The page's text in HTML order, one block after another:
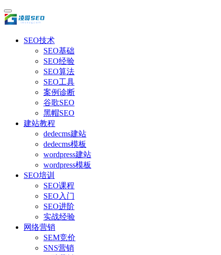
SEO技术
SEO基础
SEO经验
SEO算法
SEO工具
案例诊断
谷歌SEO
黑帽SEO
建站教程
dedecms建站
dedecms模板
wordpress建站
wordpress模板
SEO培训
SEO课程
SEO入门
SEO进阶
实战经验
网络营销
SEM竞价
SNS营销